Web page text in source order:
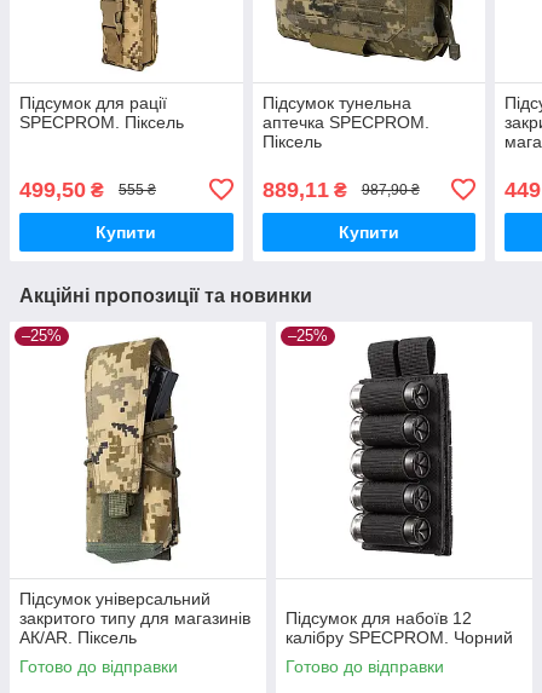
Підсумок для рації
SPECPROM. Піксель
499,50 ₴ 555 ₴
Купити
Підсумок тунельна
аптечка SPECPROM.
Піксель
889,11₴ 987,90 ₴
Купити
Акційні пропозиції та новинки
–25%
Підсумок універсальний
закритого типу для магазинів
АК/AR. Піксель
Готово до відправки
–25%
Підсумок для набоїв 12
калібру SPECPROM. Чорний
Готово до відправки